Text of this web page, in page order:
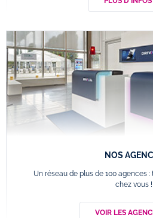
NOS
Un réseau de plus de 100 agences
chez vous !
VOIR LES